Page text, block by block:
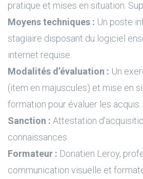
pratique et mises en situation.
Moyens techniques : Un poste
stagiaire disposant du logiciel
internet requise.
Modalités d’évaluation : Un
(item en majuscules) et mise en
formation pour évaluer les acquis.
Sanction : Attestation
connaissances.
Formateur : Donatien Leroy,
communication visuelle et